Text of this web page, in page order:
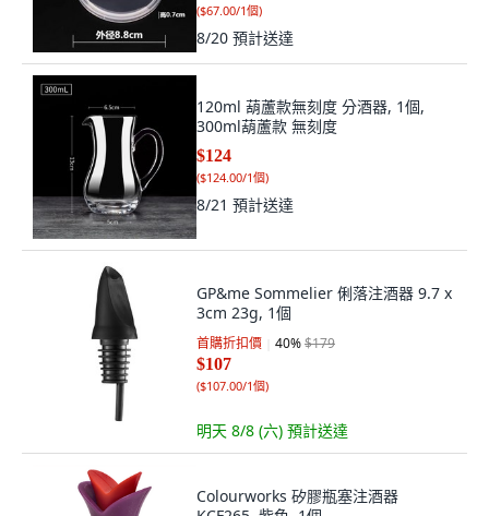
($67.00/1個)
8/20 預計送達
120ml 葫蘆款無刻度 分酒器, 1個,
300ml葫蘆款 無刻度
$124
($124.00/1個)
8/21 預計送達
GP&me Sommelier 俐落注酒器 9.7 x
3cm 23g, 1個
首購折扣價 40%$179
$107
($107.00/1個)
明天 8/8 (六) 預計送達
Colourworks 矽膠瓶塞注酒器